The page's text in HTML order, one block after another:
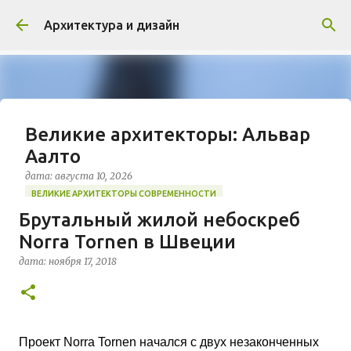
К основному контенту
Архитектура и дизайн
Великие архитекторы: Альвар
Аалто
дата: августа 10, 2026
ВЕЛИКИЕ АРХИТЕКТОРЫ СОВРЕМЕННОСТИ
https://www.archdaily.com/326424/happy-115th-
birthday-alvar-aalto Алвар Аалто (1898–1976) по
праву считается знаковой фигурой модернизма
Финляндии. Его творческий метод отличался
архитектурный стиль. Аалто стремился к
Брутальный жилой небоскреб
Norra Tornen в Швеции
дата: ноября 17, 2018
Проект Norra Tornen начался с двух незаконченных